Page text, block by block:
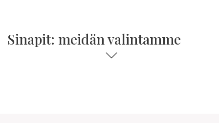
Sinapit: meidän valintamme